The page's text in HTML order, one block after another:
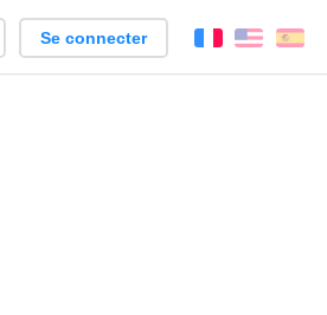
Se connecter FrançaisEnglish